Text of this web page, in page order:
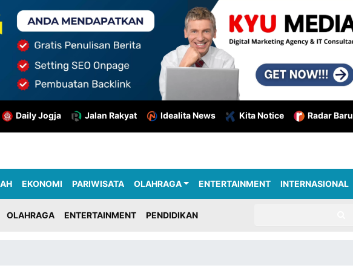
Daily Jogja Jalan Rakyat Idealita News Kita Notice Radar Baru
EKONOMI PARIWISATA OLAHRAGA ENTERTAINMENT INTERNASIONAL
OLAHRAGA ENTERTAINMENT PENDIDIKAN